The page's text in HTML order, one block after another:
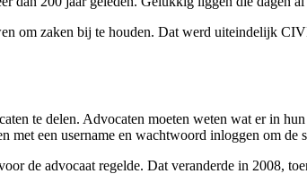
om zaken bij te houden. Dat werd uiteindelijk
te delen. Advocaten moeten weten wat er in
een username en wachtwoord inloggen om de
de advocaat regelde. Dat veranderde in 2008,